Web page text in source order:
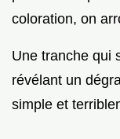
coloration, on
Une tranche qui
révélant un
simple et